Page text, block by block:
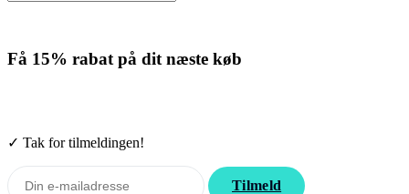
Få 15% rabat på dit næste køb
✓ Tak for tilmeldingen!
Tilmeld